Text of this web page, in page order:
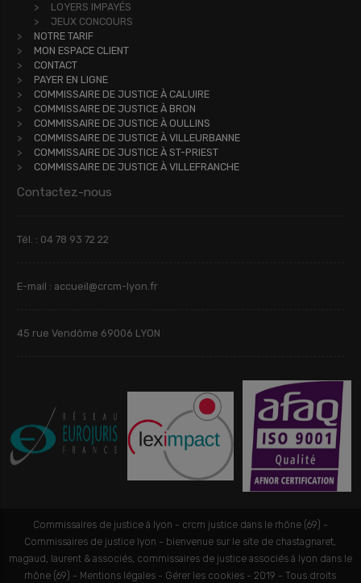
LOYERS IMPAYÉS
JEUX CONCOURS
NOTRE TARIF
MON ESPACE CLIENT
CONTACT
PAYER EN LIGNE
COMMISSAIRE DE JUSTICE À CALUIRE
COMMISSAIRE DE JUSTICE À BRON
COMMISSAIRE DE JUSTICE À OULLINS
COMMISSAIRE DE JUSTICE À VILLEURBANNE
COMMISSAIRE DE JUSTICE À ST-PRIEST
COMMISSAIRE DE JUSTICE À VILLEFRANCHE
Contactez-nous
Tél. : 04 78 93 72 22
E-mail : accueil@crcm-lyon.fr
45 rue Vendôme 69006 LYON
Commissaires de justice à lyon - crcm justice dans le rhône (69) -
Commissaires de justice lyon - bienvenue sur le site de chastagnaret,
magaud, laurent & associés, commissaires de justice associés à lyon dans le
rhône (69) - Mentions légales - Gérer les cookies -2019 - Tous droits